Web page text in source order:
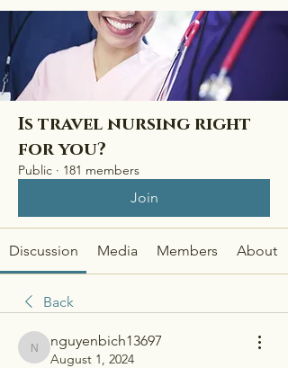
Is travel nursing right
for you?
Public · 181 members
Join
Discussion Media Members About
Back
nguyenbich13697
nguyenbich13697
August 1, 2024